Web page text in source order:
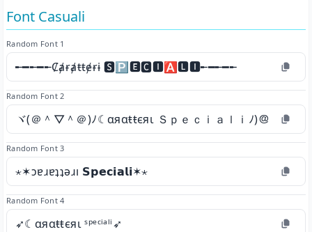
Font Casuali
Random Font 1
╾━╾━╾Ȼⱥɍⱥŧŧɇɍɨ 🆂🅿🅴🅲🅸🅰🅻🅸╾━╾━╾
Random Font 2
ヾ(＠＾▽＾＠)ﾉ☾αяαŧŧєяι Ｓｐｅｃｉａｌｉﾉ)＠＾▽＾
Random Font 3
⋆✶ɔɐɹɐʇʇǝɹı 𝗦𝗽𝗲𝗰𝗶𝗮𝗹𝗶✶⋆
Random Font 4
➶☾αяαŧŧєяι ˢᵖᵉᶜⁱᵃˡⁱ➶